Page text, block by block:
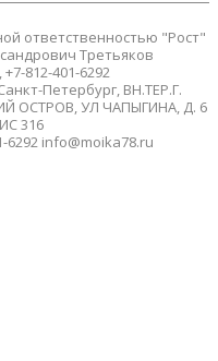
ответственностью "Рост"
Третьяков
812-401-6292
Петербург, ВН.ТЕР.Г.
ОСТРОВ, УЛ ЧАПЫГИНА, Д. 6
316
6292 info@moika78.ru